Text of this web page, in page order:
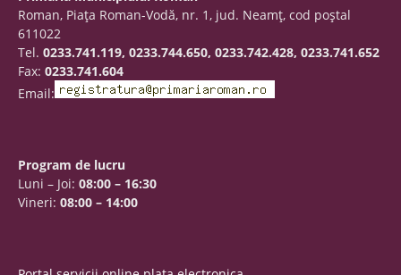
Roman, Piaţa Roman-Vodă, nr. 1, jud. Neamţ, cod poştal
611022
Tel. 0233.741.119, 0233.744.650, 0233.742.428, 0233.741.652
Fax: 0233.741.604
Email:
Program de lucru
Luni – Joi: 08:00 – 16:30
Vineri: 08:00 – 14:00